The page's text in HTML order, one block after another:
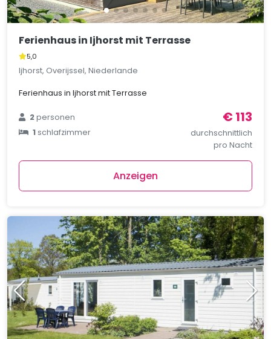
Ferienhaus in Ijhorst mit Terrasse
5,0
Ijhorst, Overijssel, Niederlande
Ferienhaus in Ijhorst mit Terrasse
2personen
1schlafzimmer
€ 113
durchschnittlich
pro Nacht
Anzeigen